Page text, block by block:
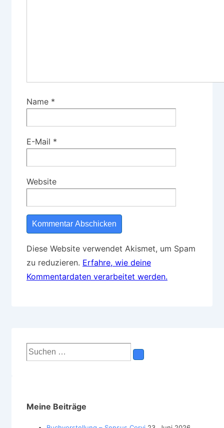
Name *
E-Mail *
Website
Diese Website verwendet Akismet, um Spam
zu reduzieren. Erfahre, wie deine
Kommentardaten verarbeitet werden.
Suchen
nach:
Meine Beiträge